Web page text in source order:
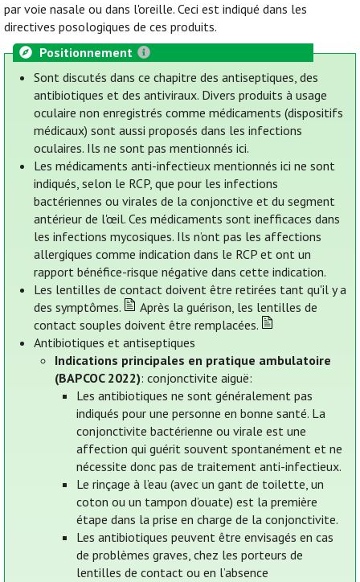
par voie nasale ou dans l'oreille. Ceci est indiqué dans les
directives posologiques de ces produits.
Positionnement
Sont discutés dans ce chapitre des antiseptiques, des
antibiotiques et des antiviraux. Divers produits à usage
oculaire non enregistrés comme médicaments (dispositifs
médicaux) sont aussi proposés dans les infections
oculaires. Ils ne sont pas mentionnés ici.
Les médicaments anti-infectieux mentionnés ici ne sont
indiqués, selon le RCP, que pour les infections
bactériennes ou virales de la conjonctive et du segment
antérieur de l'œil. Ces médicaments sont inefficaces dans
les infections mycosiques. Ils n’ont pas les affections
allergiques comme indication dans le RCP et ont un
rapport bénéfice-risque négative dans cette indication.
Les lentilles de contact doivent être retirées tant qu'il y a
des symptômes.
Après la guérison, les lentilles de
contact souples doivent être remplacées.
Antibiotiques et antiseptiques
Indications principales en pratique ambulatoire
(BAPCOC 2022): conjonctivite aiguë:
Les antibiotiques ne sont généralement pas
indiqués pour une personne en bonne santé. La
conjonctivite bactérienne ou virale est une
affection qui guérit souvent spontanément et ne
nécessite donc pas de traitement anti-infectieux.
Le rinçage à l’eau (avec un gant de toilette, un
coton ou un tampon d’ouate) est la première
étape dans la prise en charge de la conjonctivite.
Les antibiotiques peuvent être envisagés en cas
de problèmes graves, chez les porteurs de
lentilles de contact ou en l’absence